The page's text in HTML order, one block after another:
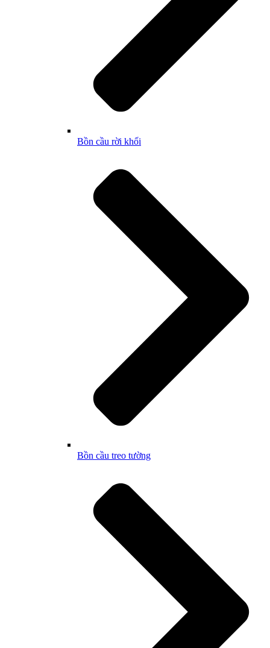
Bồn cầu rời khối
Bồn cầu treo tường